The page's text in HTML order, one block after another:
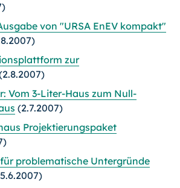
von "URSA EnEV kompakt"
zur
Vom 3-Liter-Haus zum Null-
(2.7.2007)
Projektierungspaket
problematische Untergründe